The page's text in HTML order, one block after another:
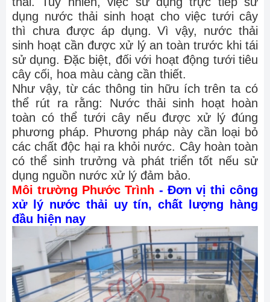
dụng nước thải sinh hoạt cho việc tưới cây
thì chưa được áp dụng. Vì vậy, nước thải
sinh hoạt cần được xử lý an toàn trước khi tái
sử dụng. Đặc biệt, đối với hoạt động tưới tiêu
cây cối, hoa màu càng cần thiết.
Như vậy, từ các thông tin hữu ích trên ta có
thể rút ra rằng: Nước thải sinh hoạt hoàn
toàn có thể tưới cây nếu được xử lý đúng
phương pháp. Phương pháp này cần loại bỏ
các chất độc hại ra khỏi nước. Cây hoàn toàn
có thể sinh trưởng và phát triển tốt nếu sử
dụng nguồn nước xử lý đảm bảo.
Môi trường Phước Trình - Đơn vị thi công
xử lý nước thải uy tín, chất lượng hàng
đầu hiện nay